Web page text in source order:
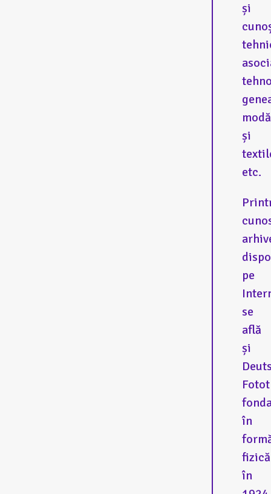
și
modă
și
etc.
pe
se
află
și
în
fizică
în